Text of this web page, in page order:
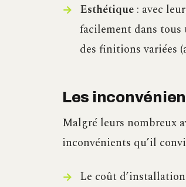
Esthétique: avec
facilement dans tous
des finitions variées
Les
Malgré leurs nombreux
inconvénients qu’il
Le coût